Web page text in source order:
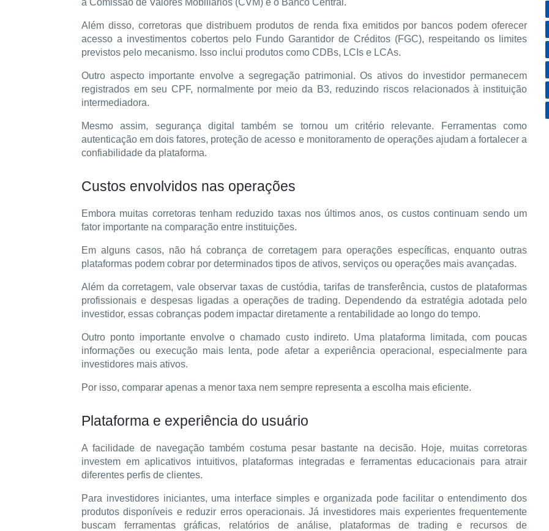
a Comissão de Valores Mobiliários (CVM) e o Banco Central.
Além disso, corretoras que distribuem produtos de renda fixa emitidos por bancos podem oferecer
acesso a investimentos cobertos pelo Fundo Garantidor de Créditos (FGC), respeitando os limites
previstos pelo mecanismo. Isso inclui produtos como CDBs, LCIs e LCAs.
Outro aspecto importante envolve a segregação patrimonial. Os ativos do investidor permanecem
registrados em seu CPF, normalmente por meio da B3, reduzindo riscos relacionados à instituição
intermediadora.
Mesmo assim, segurança digital também se tornou um critério relevante. Ferramentas como
autenticação em dois fatores, proteção de acesso e monitoramento de operações ajudam a fortalecer a
confiabilidade da plataforma.
Custos envolvidos nas operações
Embora muitas corretoras tenham reduzido taxas nos últimos anos, os custos continuam sendo um
fator importante na comparação entre instituições.
Em alguns casos, não há cobrança de corretagem para operações específicas, enquanto outras
plataformas podem cobrar por determinados tipos de ativos, serviços ou operações mais avançadas.
Além da corretagem, vale observar taxas de custódia, tarifas de transferência, custos de plataformas
profissionais e despesas ligadas a operações de trading. Dependendo da estratégia adotada pelo
investidor, essas cobranças podem impactar diretamente a rentabilidade ao longo do tempo.
Outro ponto importante envolve o chamado custo indireto. Uma plataforma limitada, com poucas
informações ou execução mais lenta, pode afetar a experiência operacional, especialmente para
investidores mais ativos.
Por isso, comparar apenas a menor taxa nem sempre representa a escolha mais eficiente.
Plataforma e experiência do usuário
A facilidade de navegação também costuma pesar bastante na decisão. Hoje, muitas corretoras
investem em aplicativos intuitivos, plataformas integradas e ferramentas educacionais para atrair
diferentes perfis de clientes.
Para investidores iniciantes, uma interface simples e organizada pode facilitar o entendimento dos
produtos disponíveis e reduzir erros operacionais. Já investidores mais experientes frequentemente
buscam ferramentas gráficas, relatórios de análise, plataformas de trading e recursos de